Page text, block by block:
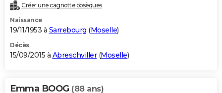
Créer une cagnotte obsèques
Naissance
19/11/1953 à Sarrebourg (Moselle)
Décès
15/09/2015 à Abreschviller(Moselle)
Emma BOOG (88 ans)